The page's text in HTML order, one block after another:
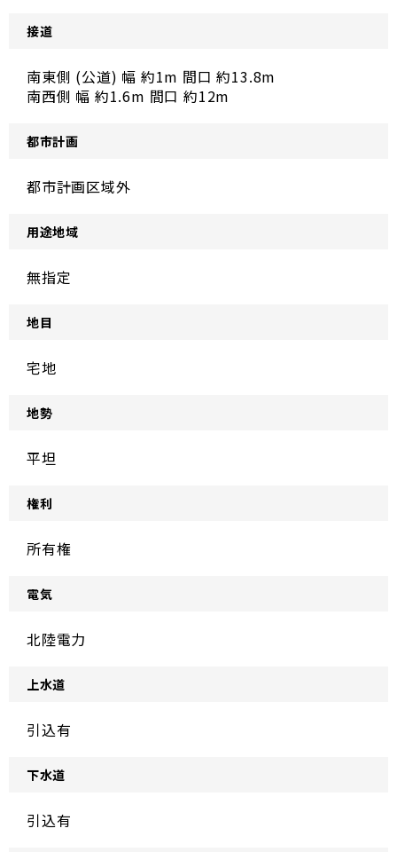
接道
南東側 (公道) 幅 約1m 間口 約13.8m
南西側 幅 約1.6m 間口 約12m
都市計画
都市計画区域外
用途地域
無指定
地目
宅地
地勢
平坦
権利
所有権
電気
北陸電力
上水道
引込有
下水道
引込有